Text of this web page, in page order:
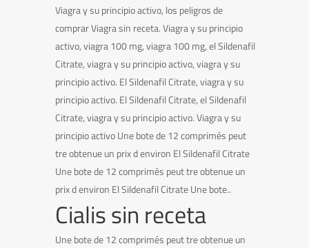
Viagra y su principio activo, los peligros de
comprar Viagra sin receta. Viagra y su principio
activo, viagra 100 mg, viagra 100 mg, el Sildenafil
Citrate, viagra y su principio activo, viagra y su
principio activo. El Sildenafil Citrate, viagra y su
principio activo. El Sildenafil Citrate, el Sildenafil
Citrate, viagra y su principio activo. Viagra y su
principio activo Une bote de 12 comprimés peut
tre obtenue un prix d environ El Sildenafil Citrate
Une bote de 12 comprimés peut tre obtenue un
prix d environ El Sildenafil Citrate Une bote..
Cialis sin receta
Une bote de 12 comprimés peut tre obtenue un